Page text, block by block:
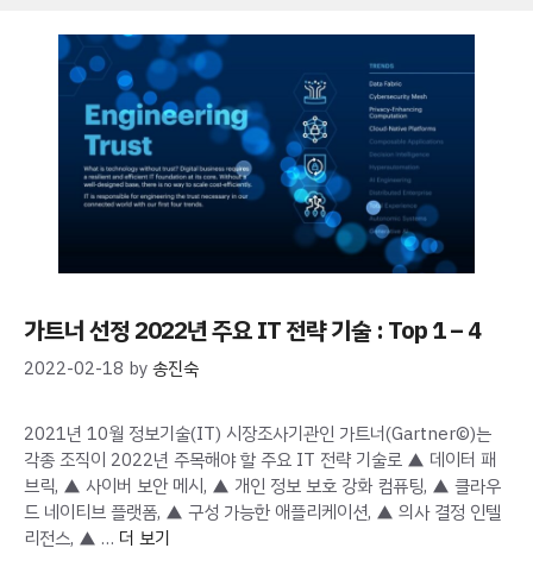
가트너 선정 2022년 주요 IT 전략 기술 : Top 1 – 4
2022-02-18 by송진숙
2021년 10월 정보기술(IT) 시장조사기관인 가트너(Gartner©)는
각종 조직이 2022년 주목해야 할 주요 IT 전략 기술로 ▲ 데이터 패
브릭, ▲ 사이버 보안 메시, ▲ 개인 정보 보호 강화 컴퓨팅, ▲ 클라우
드 네이티브 플랫폼, ▲ 구성 가능한 애플리케이션, ▲ 의사 결정 인텔
리전스, ▲ … 더 보기